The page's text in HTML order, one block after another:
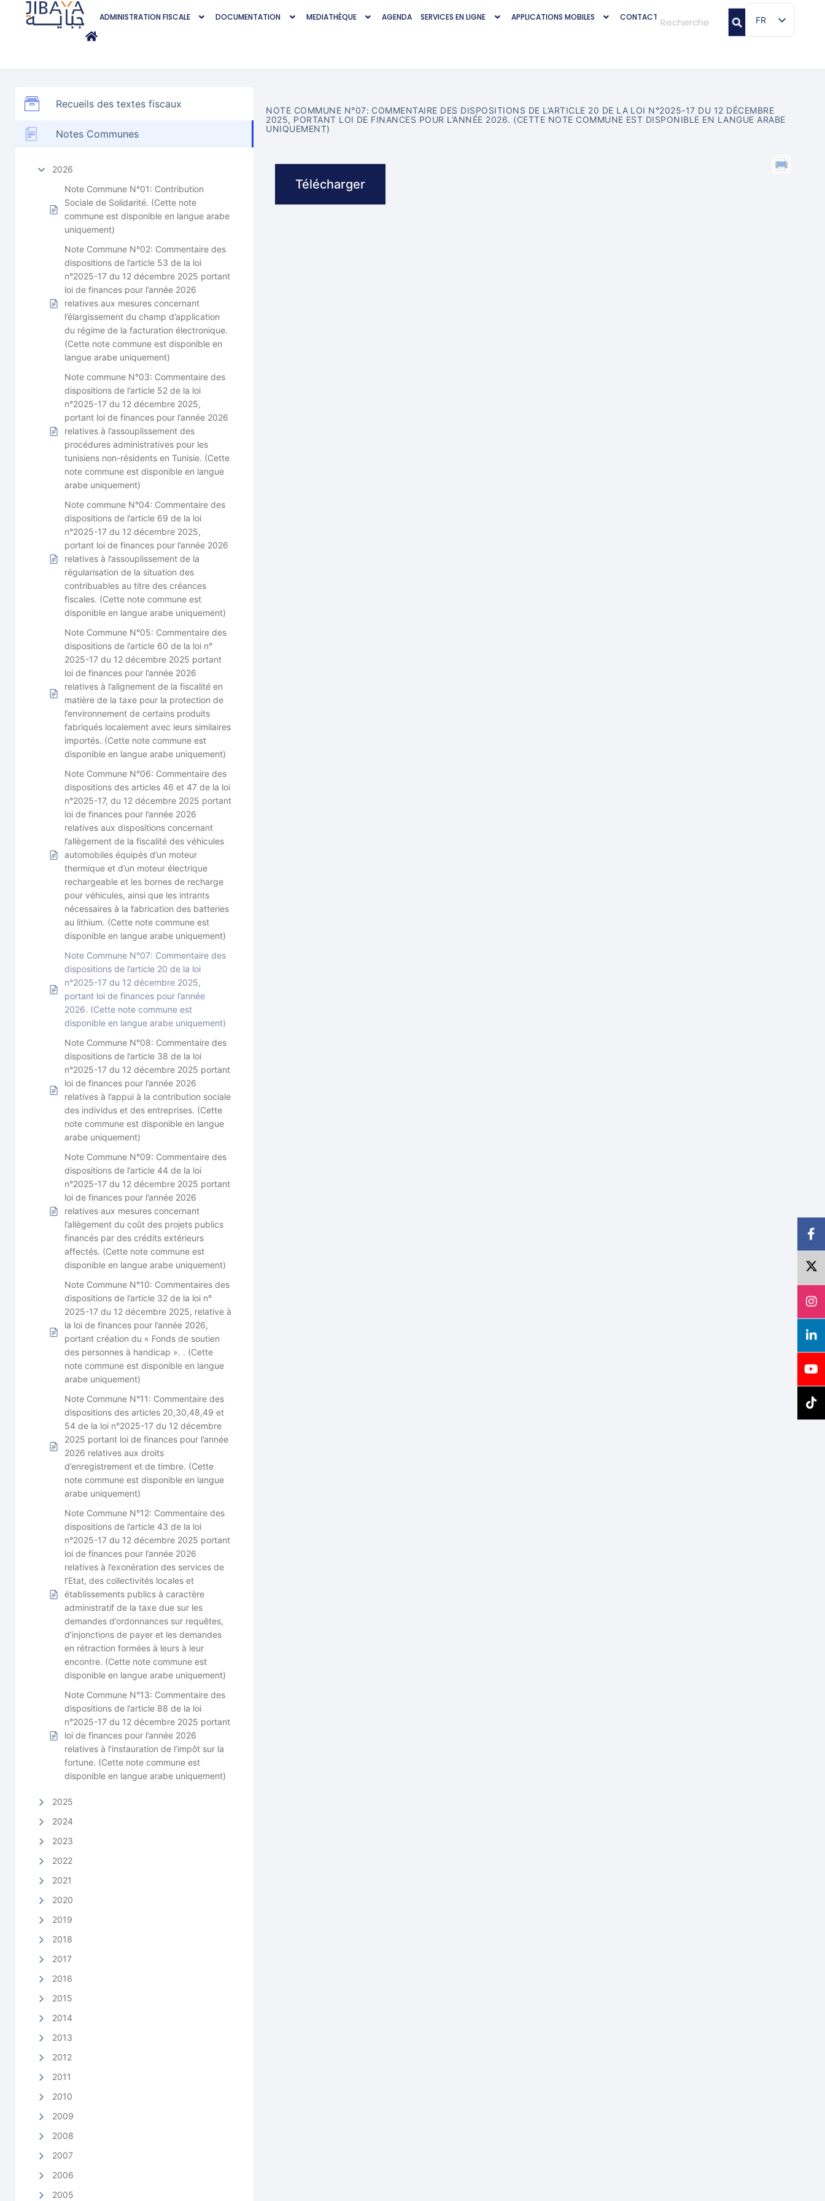
ADMINISTRATION FISCALE DOCUMENTATION MEDIATHÈQUE AGENDA SERVICES EN LIGNE APPLICATIONS MOBILES CONTACT FR
FR
Recueils des textes fiscaux
Notes Communes
2026
Note Commune N°01: Contribution
Sociale de Solidarité. (Cette note
commune est disponible en langue arabe
uniquement)
Note Commune N°02: Commentaire des
dispositions de l’article 53 de la loi
n°2025-17 du 12 décembre 2025 portant
loi de finances pour l’année 2026
relatives aux mesures concernant
l’élargissement du champ d’application
du régime de la facturation électronique.
(Cette note commune est disponible en
langue arabe uniquement)
Note commune N°03: Commentaire des
dispositions de l’article 52 de la loi
n°2025-17 du 12 décembre 2025,
portant loi de finances pour l’année 2026
relatives à l’assouplissement des
procédures administratives pour les
tunisiens non-résidents en Tunisie. (Cette
note commune est disponible en langue
arabe uniquement)
Note commune N°04: Commentaire des
dispositions de l’article 69 de la loi
n°2025-17 du 12 décembre 2025,
portant loi de finances pour l’année 2026
relatives à l’assouplissement de la
régularisation de la situation des
contribuables au titre des créances
fiscales. (Cette note commune est
disponible en langue arabe uniquement)
Note Commune N°05: Commentaire des
dispositions de l’article 60 de la loi n°
2025-17 du 12 décembre 2025 portant
loi de finances pour l’année 2026
relatives à l’alignement de la fiscalité en
matière de la taxe pour la protection de
l’environnement de certains produits
fabriqués localement avec leurs similaires
importés. (Cette note commune est
disponible en langue arabe uniquement)
Note Commune N°06: Commentaire des
dispositions des articles 46 et 47 de la loi
n°2025-17, du 12 décembre 2025 portant
loi de finances pour l’année 2026
relatives aux dispositions concernant
l’allègement de la fiscalité des véhicules
automobiles équipés d’un moteur
thermique et d’un moteur électrique
rechargeable et les bornes de recharge
pour véhicules, ainsi que les intrants
nécessaires à la fabrication des batteries
au lithium. (Cette note commune est
disponible en langue arabe uniquement)
Note Commune N°07: Commentaire des
dispositions de l’article 20 de la loi
n°2025-17 du 12 décembre 2025,
portant loi de finances pour l’année
2026. (Cette note commune est
disponible en langue arabe uniquement)
Note Commune N°08: Commentaire des
dispositions de l’article 38 de la loi
n°2025-17 du 12 décembre 2025 portant
loi de finances pour l’année 2026
relatives à l’appui à la contribution sociale
des individus et des entreprises. (Cette
note commune est disponible en langue
arabe uniquement)
Note Commune N°09: Commentaire des
dispositions de l’article 44 de la loi
n°2025-17 du 12 décembre 2025 portant
loi de finances pour l’année 2026
relatives aux mesures concernant
l’allègement du coût des projets publics
financés par des crédits extérieurs
affectés. (Cette note commune est
disponible en langue arabe uniquement)
Note Commune N°10: Commentaires des
dispositions de l’article 32 de la loi n°
2025-17 du 12 décembre 2025, relative à
la loi de finances pour l’année 2026,
portant création du « Fonds de soutien
des personnes à handicap ». . (Cette
note commune est disponible en langue
arabe uniquement)
Note Commune N°11: Commentaire des
dispositions des articles 20,30,48,49 et
54 de la loi n°2025-17 du 12 décembre
2025 portant loi de finances pour l’année
2026 relatives aux droits
d’enregistrement et de timbre. (Cette
note commune est disponible en langue
arabe uniquement)
Note Commune N°12: Commentaire des
dispositions de l’article 43 de la loi
n°2025-17 du 12 décembre 2025 portant
loi de finances pour l’année 2026
relatives à l’exonération des services de
l’Etat, des collectivités locales et
établissements publics à caractère
administratif de la taxe due sur les
demandes d’ordonnances sur requêtes,
d’injonctions de payer et les demandes
en rétraction formées à leurs à leur
encontre. (Cette note commune est
disponible en langue arabe uniquement)
Note Commune N°13: Commentaire des
dispositions de l’article 88 de la loi
n°2025-17 du 12 décembre 2025 portant
loi de finances pour l’année 2026
relatives à l’instauration de l’impôt sur la
fortune. (Cette note commune est
disponible en langue arabe uniquement)
2025
2024
2023
2022
2021
2020
2019
2018
2017
2016
2015
2014
2013
2012
2011
2010
2009
2008
2007
2006
2005
NOTE COMMUNE N°07: COMMENTAIRE DES DISPOSITIONS DE L’ARTICLE 20 DE LA LOI N°2025-17 DU 12 DÉCEMBRE
2025, PORTANT LOI DE FINANCES POUR L’ANNÉE 2026. (CETTE NOTE COMMUNE EST DISPONIBLE EN LANGUE ARABE
UNIQUEMENT)
Télécharger